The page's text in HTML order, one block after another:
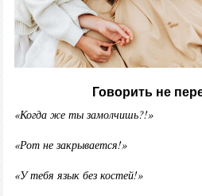
Говорить не
«Когда же ты замолчишь?!»
«Рот не закрывается!»
«У тебя язык без костей!»